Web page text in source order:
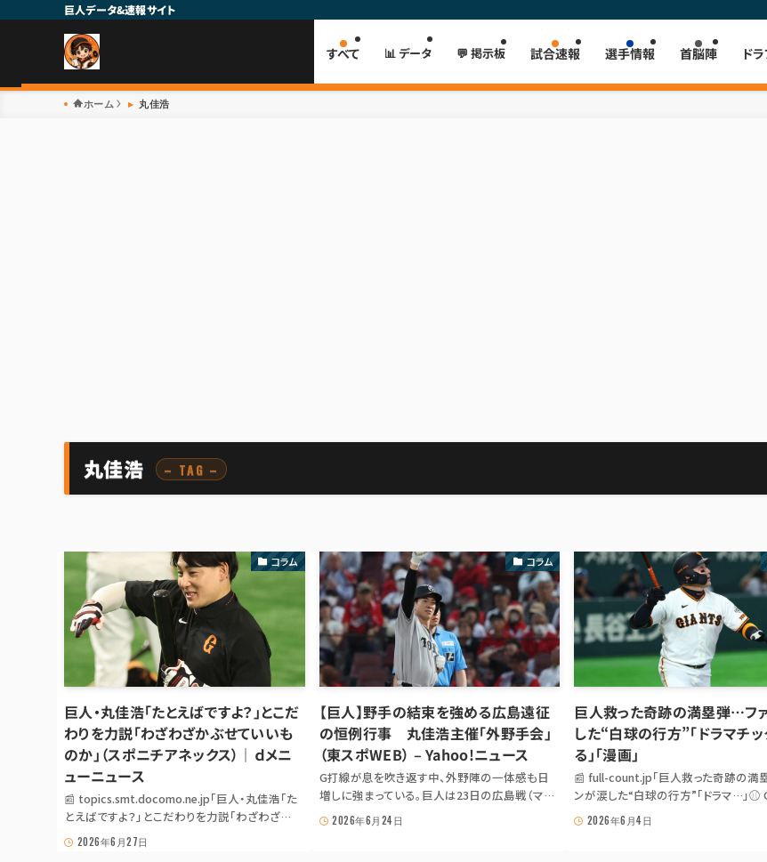
巨人データ&速報サイト
すべて 📊 データ 💬 掲示板 試合速報 選手情報 首脳陣 ド
ホーム 丸佳浩
丸佳浩 – TAG –
コラム
巨人・丸佳浩「たとえばですよ？」とこだ
わりを力説「わざわざかぶせていいも
のか」（スポニチアネックス）｜ｄメニ
ューニュース
📰 topics.smt.docomo.ne.jp「巨人・丸佳浩「た
とえばですよ？」とこだわりを力説「わざわざ
か…」⚾ GIANTS NEWS DIGEST 巨人・丸佳浩
「たとえばですよ？」とこだわりを力説「わざわざ
2026年6月27日
コラム
【巨人】野手の結束を強める広島遠征
の恒例行事 丸佳浩主催「外野手会」
（東スポWEB） – Yahoo!ニュース
G打線が息を吹き返す中、外野陣の一体感も日
増しに強まっている。巨人は23日の広島戦（マツ
ダ）に7―3で快勝し、阪神と並ぶリーグ首位タイ
に再浮上した。 先発の戸郷は制球に苦しみな
2026年6月24日
巨人救った奇跡の満塁弾…フ
した“白球の行方”「ドラマチ
る」「漫画」
📰 full-count.jp「巨人救った奇跡の満
ンが涙した“白球の行方”「ドラマ…」⚾
NEWS DIGEST 巨人救った奇跡の満塁
ンが涙した“白球の行方”「ドラマチックす
2026年6月4日